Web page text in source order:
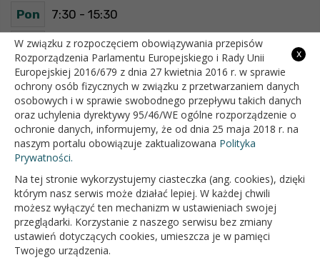
Pon 7:30 - 15:30
Wt 7:30 - 15:30
Śr 7:30 - 15:30
Czw 7:30 - 15:30
Pt 7:30 - 15:30
OFICJALNY SERWIS INTERNETOWY GMINY BIAŁOPOLE
x
W związku z rozpoczęciem obowiązywania przepisów
Rozporządzenia Parlamentu Europejskiego i Rady Unii
Europejskiej 2016/679 z dnia 27 kwietnia 2016 r. w sprawie
ochrony osób fizycznych w związku z przetwarzaniem danych
osobowych i w sprawie swobodnego przepływu takich danych
oraz uchylenia dyrektywy 95/46/WE ogólne rozporządzenie o
ochronie danych, informujemy, że od dnia 25 maja 2018 r. na
naszym portalu obowiązuje zaktualizowana Polityka
Prywatności.
Na tej stronie wykorzystujemy ciasteczka (ang. cookies), dzięki
którym nasz serwis może działać lepiej. W każdej chwili
możesz wyłączyć ten mechanizm w ustawieniach swojej
przeglądarki. Korzystanie z naszego serwisu bez zmiany
ustawień dotyczących cookies, umieszcza je w pamięci
Twojego urządzenia.